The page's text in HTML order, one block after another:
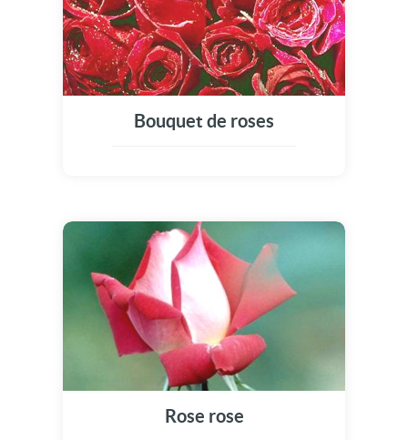
Bouquet de roses
Rose rose